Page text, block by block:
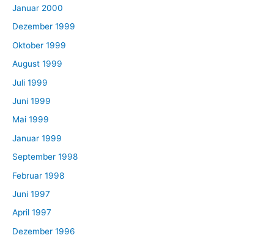
Januar 2000
Dezember 1999
Oktober 1999
August 1999
Juli 1999
Juni 1999
Mai 1999
Januar 1999
September 1998
Februar 1998
Juni 1997
April 1997
Dezember 1996